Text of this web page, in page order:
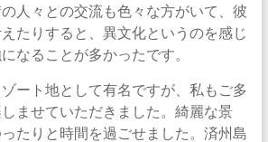
人々との交流も色々な方がいて、彼
たりすると、異文化というのを感じ
なることが多かったです。
ート地として有名ですが、私もご多
ませていただきました。綺麗な景
たりと時間を過ごせました。済州島